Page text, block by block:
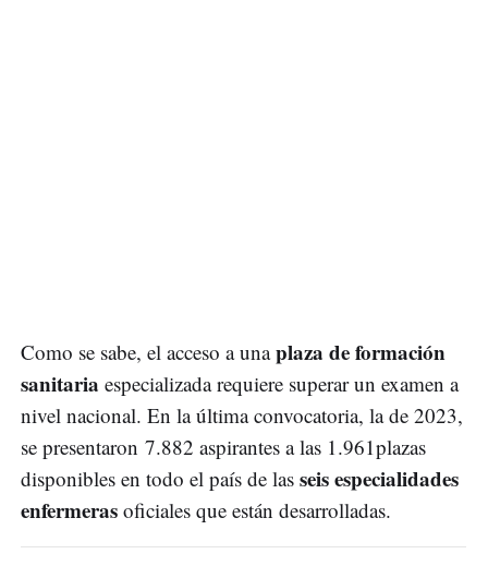
Como se sabe, el acceso a unaplaza de formación
sanitaria especializada requiere superar un examen a
nivel nacional. En la última convocatoria, la de 2023,
se presentaron 7.882 aspirantes a las 1.961plazas
disponibles en todo el país de las seis especialidades
enfermeras oficiales que están desarrolladas.